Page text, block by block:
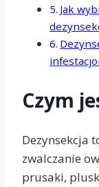
Jak
Czym
Dezynsekcja
zwalczanie
prusaki,